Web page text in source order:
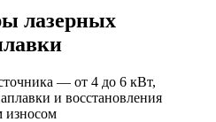
лазерных
— от 4 до 6 кВт,
и восстановления
износом